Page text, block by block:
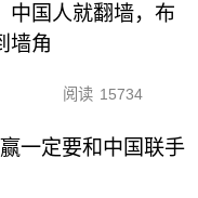
中国人就翻墙，布
墙角
阅读 15734
一定要和中国联手